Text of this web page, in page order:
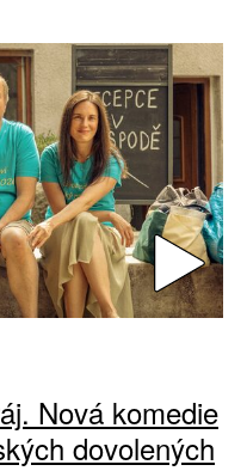
Nová komedie
dovolených